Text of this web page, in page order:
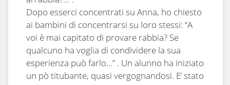
Dopo esserci concentrati su Anna, ho chiesto
ai bambini di concentrarsi su loro stessi: “A
voi è mai capitato di provare rabbia? Se
qualcuno ha voglia di condividere la sua
esperienza può farlo…” . Un alunno ha iniziato
un pò titubante, quasi vergognandosi. E’ stato